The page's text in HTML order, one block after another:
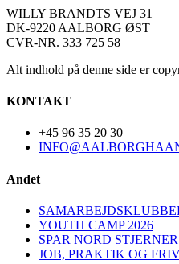
WILLY BRANDTS VEJ 31
DK-9220 AALBORG ØST
CVR-NR. 333 725 58
Alt indhold på denne side er
KONTAKT
+45 96 35 20 30
Andet
YOUTH CAMP 2026
SPAR NORD STJERNER
JOB, PRAKTIK OG